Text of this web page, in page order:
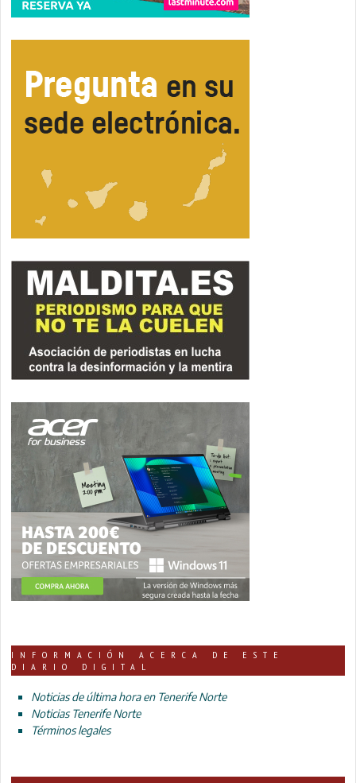
INFORMACIÓN ACERCA DE ESTE
DIARIO DIGITAL
Noticias de última hora en Tenerife Norte
Noticias Tenerife Norte
Términos legales